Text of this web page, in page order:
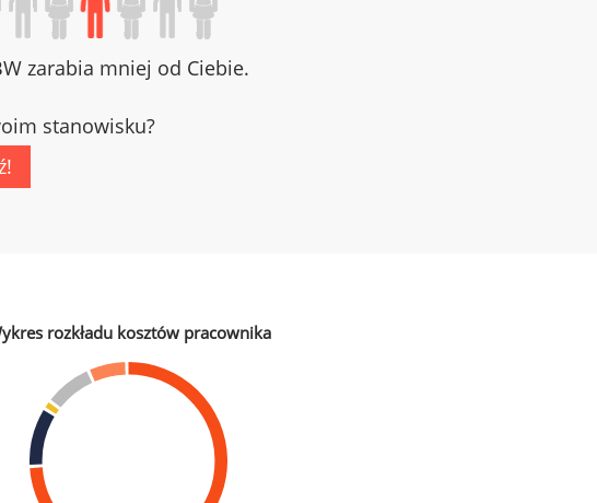
zarabia mniej od Ciebie.
stanowisku?
rozkładu kosztów pracownika